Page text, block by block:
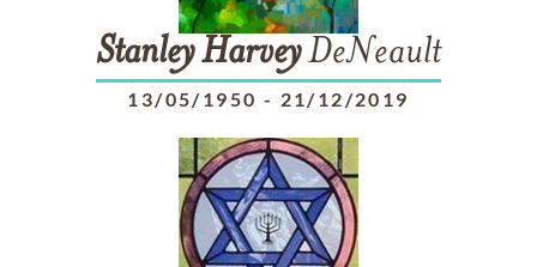
StanleyHarveyDeNeault
13/05/1950 - 21/12/2019